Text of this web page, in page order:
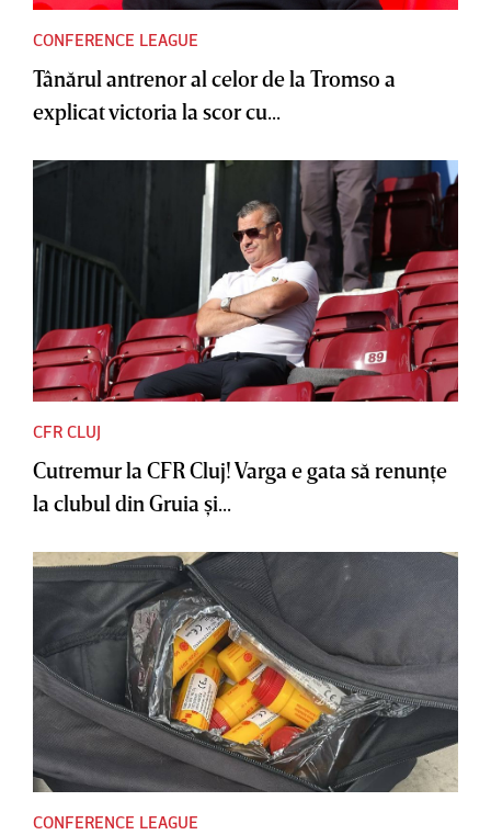
CONFERENCE LEAGUE
Tânărul antrenor al celor de la Tromso a
explicat victoria la scor cu...
CFR CLUJ
Cutremur la CFR Cluj! Varga e gata să renunţe
la clubul din Gruia şi...
CONFERENCE LEAGUE